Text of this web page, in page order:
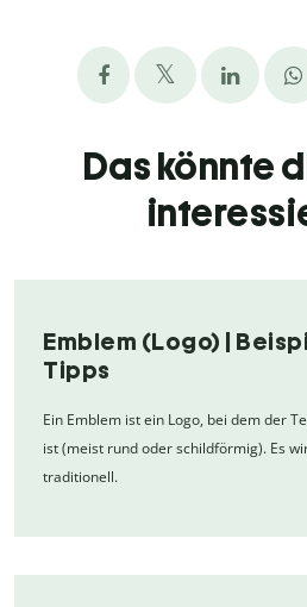
Das könnte
Emblem (Logo) |
Tipps
Ein Emblem ist ein Logo, bei dem der
ist (meist rund oder schildförmig). Es
traditionell.